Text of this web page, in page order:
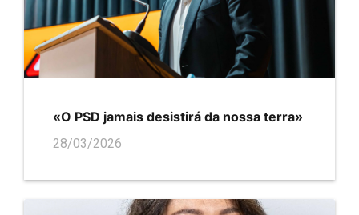
«O PSD jamais desistirá da nossa terra»
28/03/2026